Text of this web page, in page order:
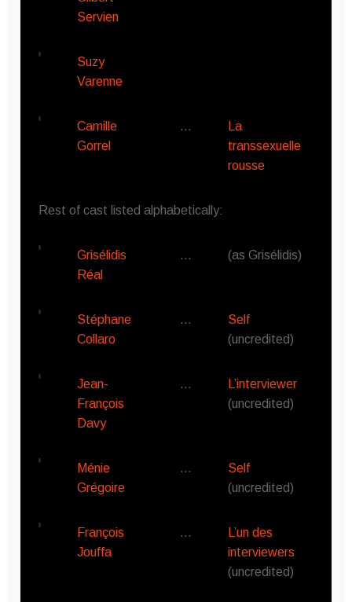
Servien
Suzy
Varenne
Camille
Gorrel
…
La
transsexuelle
rousse
Rest of cast listed alphabetically:
Grisélidis
Réal
… (as Grisélidis)
Stéphane
Collaro
…
Self
(uncredited)
Jean-
François
Davy
…
L’interviewer
(uncredited)
Ménie
Grégoire
…
Self
(uncredited)
François
Jouffa
…
L’un des
interviewers
(uncredited)